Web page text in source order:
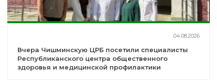
04.08.2026
Вчера Чишминскую ЦРБ посетили специалисты
Республиканского центра общественного
здоровья и медицинской профилактики